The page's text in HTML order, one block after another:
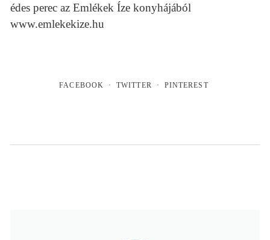
édes perec az Emlékek Íze konyhájából
www.emlekekize.hu
FACEBOOK TWITTER PINTEREST